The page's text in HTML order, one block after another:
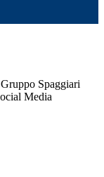
Spaggiari
Media